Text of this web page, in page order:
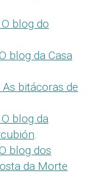
blog do
blog da Casa
bitácoras de
blog da
.
blog dos
da Morte